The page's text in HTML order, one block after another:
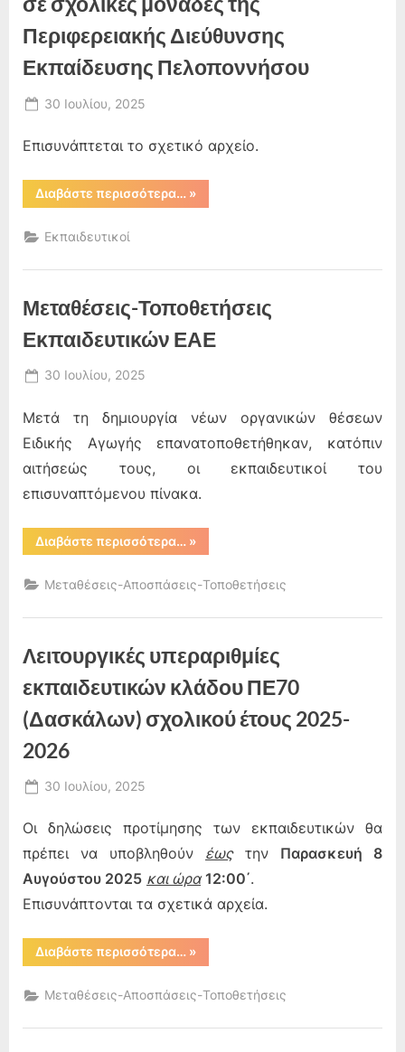
Περιφερειακής Διεύθυνσης
Εκπαίδευσης Πελοποννήσου
Posted
30 Ιουλίου, 2025
Επισυνάπτεται το σχετικό αρχείο.
Διαβάστε περισσότερα… “Ίδρυση
206
σχολικές
Περιφερειακής
Διεύθυνσης
Εκπαίδευσης
Πελοποννήσου”
»
Εκπαιδευτικοί
Μεταθέσεις-Τοποθετήσεις
Εκπαιδευτικών ΕΑΕ
Posted
30 Ιουλίου, 2025
Μετά τη δημιουργία νέων οργανικών θέσεων
Ειδικής Αγωγής επανατοποθετήθηκαν, κατόπιν
αιτήσεώς τους, οι εκπαιδευτικοί του
επισυναπτόμενου πίνακα.
Διαβάστε περισσότερα… “Μεταθέσεις-
Τοποθετήσεις
ΕΑΕ”
»
Μεταθέσεις-Αποσπάσεις-Τοποθετήσεις
Λειτουργικές υπεραριθμίες
εκπαιδευτικών κλάδου ΠΕ70
(Δασκάλων) σχολικού έτους 2025-
2026
Posted
30 Ιουλίου, 2025
Οι δηλώσεις προτίμησης των εκπαιδευτικών θα
πρέπει να υποβληθούν έωςτην Παρασκευή 8
Αυγούστου 2025 και ώρα 12:00΄.
Επισυνάπτονται τα σχετικά αρχεία.
Διαβάστε περισσότερα…“Λειτουργικές
υπεραριθμίες
κλάδου
ΠΕ70
σχολικού
»
Μεταθέσεις-Αποσπάσεις-Τοποθετήσεις